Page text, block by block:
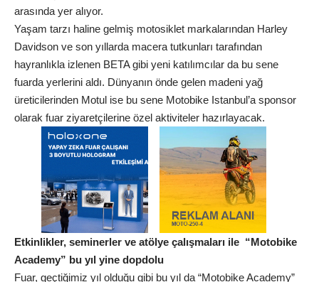
arasında yer alıyor.
Yaşam tarzı haline gelmiş motosiklet markalarından Harley
Davidson ve son yıllarda macera tutkunları tarafından
hayranlıkla izlenen BETA gibi yeni katılımcılar da bu sene
fuarda yerlerini aldı. Dünyanın önde gelen madeni yağ
üreticilerinden Motul ise bu sene Motobike Istanbul’a sponsor
olarak fuar ziyaretçilerine özel aktiviteler hazırlayacak.
Etkinlikler, seminerler ve atölye çalışmaları ile “Motobike
Academy” bu yıl yine dopdolu
Fuar, geçtiğimiz yıl olduğu gibi bu yıl da “Motobike Academy”